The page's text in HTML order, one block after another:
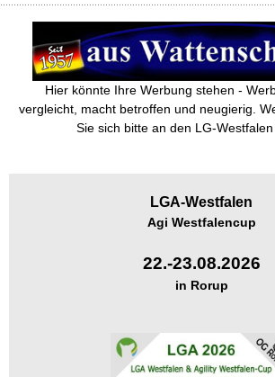
Hier könnte Ihre Werbung stehen -
vergleicht, macht betroffen und neugierig.
Sie sich bitte an den LG-
LGA-Westfalen
Agi Westfalencup
22.-23.08.2026
in Rorup